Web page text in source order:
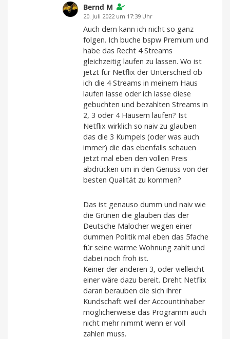
Bernd M
20. Juli 2022 um 17:39 Uhr
Auch dem kann ich nicht so ganz
folgen. Ich buche bspw Premium und
habe das Recht 4 Streams
gleichzeitig laufen zu lassen. Wo ist
jetzt für Netflix der Unterschied ob
ich die 4 Streams in meinem Haus
laufen lasse oder ich lasse diese
gebuchten und bezahlten Streams in
2, 3 oder 4 Häusern laufen? Ist
Netflix wirklich so naiv zu glauben
das die 3 Kumpels (oder was auch
immer) die das ebenfalls schauen
jetzt mal eben den vollen Preis
abdrücken um in den Genuss von der
besten Qualität zu kommen?
Das ist genauso dumm und naiv wie
die Grünen die glauben das der
Deutsche Malocher wegen einer
dummen Politik mal eben das 5fache
für seine warme Wohnung zahlt und
dabei noch froh ist.
Keiner der anderen 3, oder vielleicht
einer wäre dazu bereit. Dreht Netflix
daran berauben die sich ihrer
Kundschaft weil der Accountinhaber
möglicherweise das Programm auch
nicht mehr nimmt wenn er voll
zahlen muss.